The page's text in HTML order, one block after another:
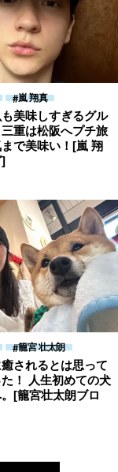
嵐 翔真
美味しすぎるグル
三重は松阪へプチ旅
で美味い！[嵐 翔
籠宮 壮太朗
されるとは思って
！ 人生初めての犬
[籠宮壮太朗ブロ